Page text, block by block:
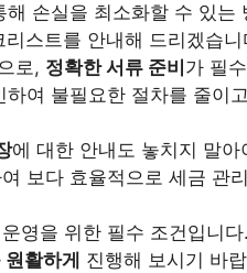
해 손실을 최소화할 수 있는
리스트를 안내해 드리겠습니
로, 정확한 서류 준비 가 필
여 불필요한 절차를 줄이
에 대한 안내도 놓치지 말아
보다 효율적으로 세금 관
영을 위한 필수 조건입니다.
활하게 진행해 보시기 바